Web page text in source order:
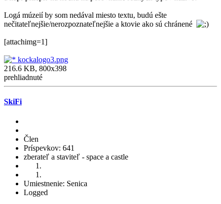
Logá múzeií by som nedával miesto textu, budú ešte
nečitateľnejšie/nerozpoznateľnejšie a ktovie ako sú chránené
[attachimg=1]
kockalogo3.png
216.6 KB, 800x398
prehliadnuté
SkiFi
Člen
Príspevkov: 641
zberateľ a staviteľ - space a castle
Umiestnenie: Senica
Logged